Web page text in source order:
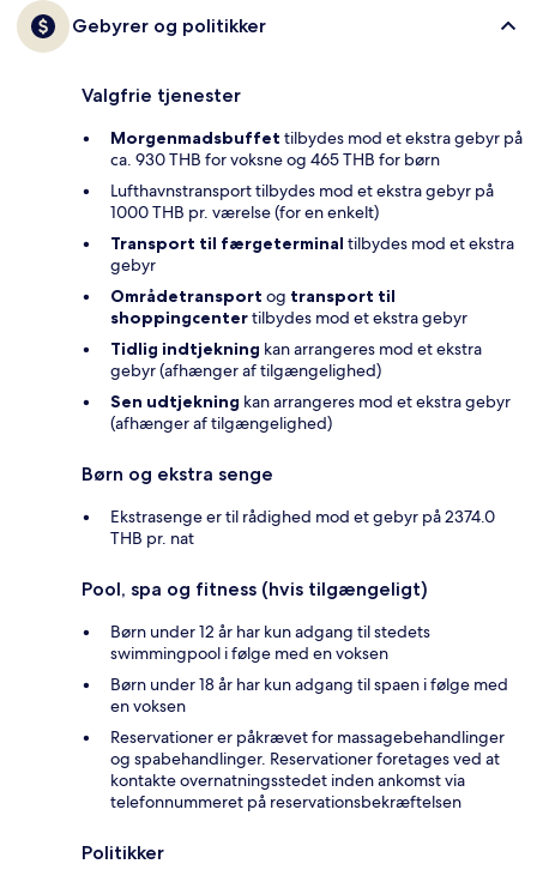
Gebyrer og politikker
Valgfrie tjenester
Morgenmadsbuffet tilbydes mod et ekstra gebyr på
ca. 930 THB for voksne og 465 THB for børn
Lufthavnstransport tilbydes mod et ekstra gebyr på
1000 THB pr. værelse (for en enkelt)
Transport til færgeterminal tilbydes mod et ekstra
gebyr
Områdetransport og transport til
shoppingcentertilbydes mod et ekstra gebyr
Tidlig indtjekning kan arrangeres mod et ekstra
gebyr (afhænger af tilgængelighed)
Sen udtjekning kan arrangeres mod et ekstra gebyr
(afhænger af tilgængelighed)
Børn og ekstra senge
Ekstrasenge er til rådighed mod et gebyr på 2374.0
THB pr. nat
Pool, spa og fitness (hvis tilgængeligt)
Børn under 12 år har kun adgang til stedets
swimmingpool i følge med en voksen
Børn under 18 år har kun adgang til spaen i følge med
en voksen
Reservationer er påkrævet for massagebehandlinger
og spabehandlinger. Reservationer foretages ved at
kontakte overnatningsstedet inden ankomst via
telefonnummeret på reservationsbekræftelsen
Politikker